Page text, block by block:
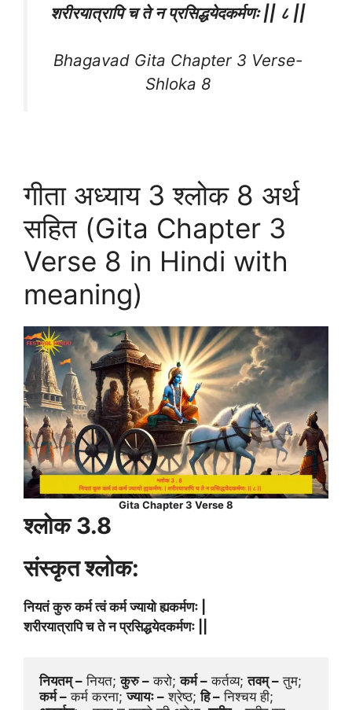
शरीरयात्रापि च ते न प्रसिद्धयेदकर्मणः || ८ ||
Bhagavad Gita Chapter 3 Verse-
Shloka 8
गीता अध्याय 3 श्लोक 8 अर्थ
सहित (Gita Chapter 3
Verse 8 in Hindi with
meaning)
Gita Chapter 3 Verse 8
श्लोक 3.8
संस्कृत श्लोक:
नियतं कुरु कर्म त्वं कर्म ज्यायो ह्यकर्मणः |
शरीरयात्रापि च ते न प्रसिद्धयेदकर्मणः ||
नियतम् – नियत; कुरु – करो; कर्म – कर्तव्य; तवम् –
कर्म – कर्म करना; ज्यायः – श्रेष्ठ; हि –